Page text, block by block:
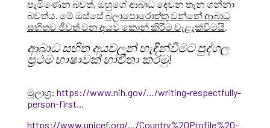
පැමිණෙන බවත්, ඔහුගේ ආබාධ දෙවන තැන ගන්නා
බවත්ය. මේ ඔස්සේබලාපොරොත්තු වන්නේ ආබාධ
සහිතව ජීවත් වන අයව කොන් කිරීම වැළැක්වීමයි.
ආබාධ සහිත අයවලුන් හැඳින්වීමට පුද්ගල
ප්‍රථම භාෂාවක් භාවිතා කරමු!
මූලාශ්‍ර: https://www.nih.gov/…/writing-respectfully-
person-first…
https://www.unicef.org/…/Country%20Profile%20-